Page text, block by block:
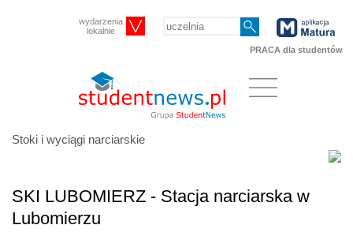
wydarzenia
lokalnie
PRACA dla studentów
Stoki i wyciągi narciarskie
SKI LUBOMIERZ - Stacja narciarska w
Lubomierzu